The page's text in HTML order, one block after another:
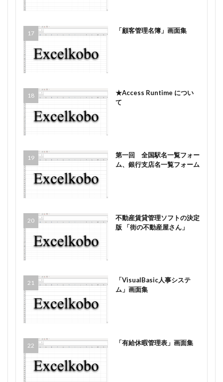
「顧客管理名簿」画面集
★Access Runtime につい
て
第一回 全国駅名一覧フォー
ム、銀行支店名一覧フォーム
不動産賃貸管理ソフトの決定
版 「街の不動産屋さん」
「VisualBasic人事システ
ム」画面集
「有給休暇管理表」画面集